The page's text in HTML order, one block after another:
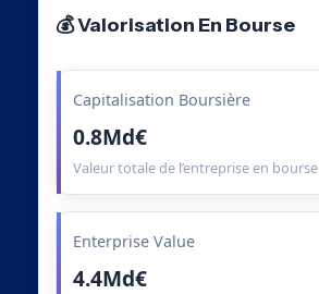
💰 Valorisation En Bourse
Capitalisation Boursière
0.8Md€
Valeur totale de l’entreprise en bourse
Enterprise Value
4.4Md€